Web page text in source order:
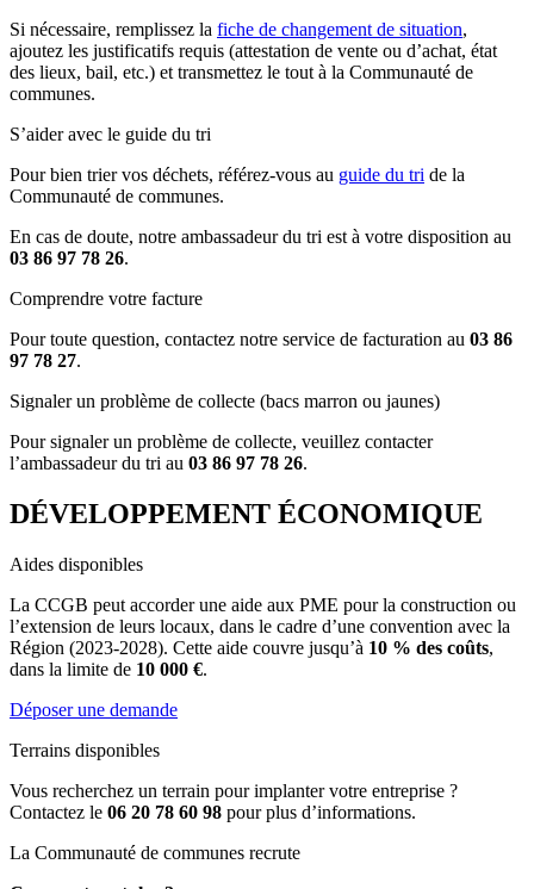
Si nécessaire, remplissez la fiche de changement de situation,
ajoutez les justificatifs requis (attestation de vente ou d’achat, état
des lieux, bail, etc.) et transmettez le tout à la Communauté de
communes.
S’aider avec le guide du tri
Pour bien trier vos déchets, référez-vous au guide du tri de la
Communauté de communes.
En cas de doute, notre ambassadeur du tri est à votre disposition au
03 86 97 78 26.
Comprendre votre facture
Pour toute question, contactez notre service de facturation au 03 86
97 78 27.
Signaler un problème de collecte (bacs marron ou jaunes)
Pour signaler un problème de collecte, veuillez contacter
l’ambassadeur du tri au 03 86 97 78 26.
DÉVELOPPEMENT ÉCONOMIQUE
Aides disponibles
La CCGB peut accorder une aide aux PME pour la construction ou
l’extension de leurs locaux, dans le cadre d’une convention avec la
Région (2023-2028). Cette aide couvre jusqu’à 10 % des coûts,
dans la limite de 10 000 €.
Déposer une demande
Terrains disponibles
Vous recherchez un terrain pour implanter votre entreprise ?
Contactez le 06 20 78 60 98 pour plus d’informations.
La Communauté de communes recrute